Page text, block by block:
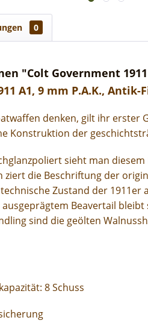
0
"Colt Government
A1, 9 mm P.A.K.,
denken, gilt ihr erster
Konstruktion der
sieht man
die Beschriftung der
Zustand der 1911er
Beavertail
sind die geölten
8 Schuss